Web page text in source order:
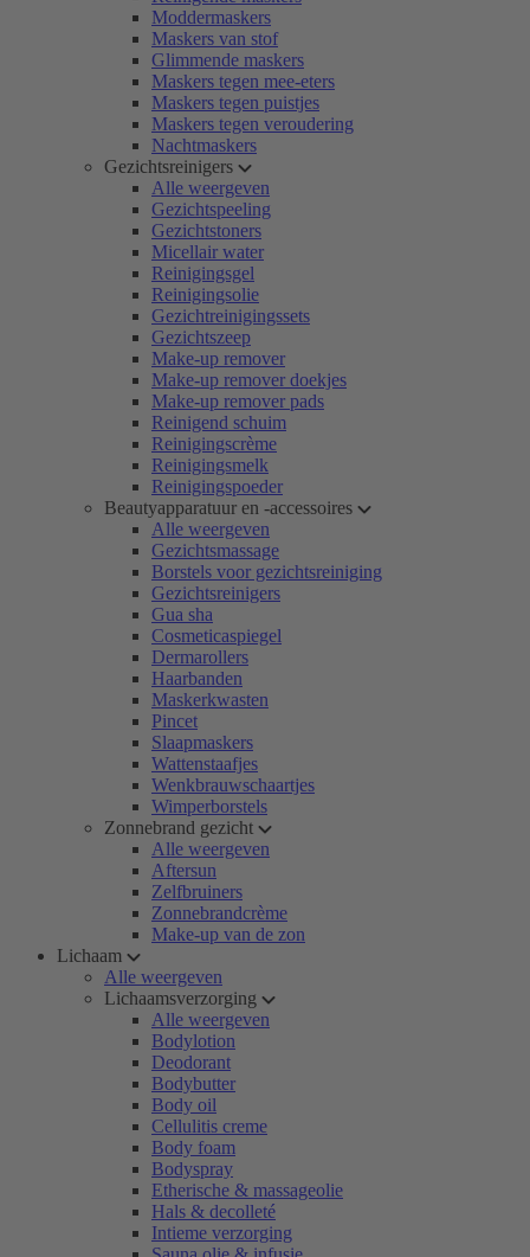
Moddermaskers
Maskers van stof
Glimmende maskers
Maskers tegen mee-eters
Maskers tegen puistjes
Maskers tegen veroudering
Nachtmaskers
Gezichtsreinigers
Alle weergeven
Gezichtspeeling
Gezichtstoners
Micellair water
Reinigingsgel
Reinigingsolie
Gezichtreinigingssets
Gezichtszeep
Make-up remover
Make-up remover doekjes
Make-up remover pads
Reinigend schuim
Reinigingscrème
Reinigingsmelk
Reinigingspoeder
Beautyapparatuur en -accessoires
Alle weergeven
Gezichtsmassage
Borstels voor gezichtsreiniging
Gezichtsreinigers
Gua sha
Cosmeticaspiegel
Dermarollers
Haarbanden
Maskerkwasten
Pincet
Slaapmaskers
Wattenstaafjes
Wenkbrauwschaartjes
Wimperborstels
Zonnebrand gezicht
Alle weergeven
Aftersun
Zelfbruiners
Zonnebrandcrème
Make-up van de zon
Lichaam
Alle weergeven
Lichaamsverzorging
Alle weergeven
Bodylotion
Deodorant
Bodybutter
Body oil
Cellulitis creme
Body foam
Bodyspray
Etherische & massageolie
Hals & decolleté
Intieme verzorging